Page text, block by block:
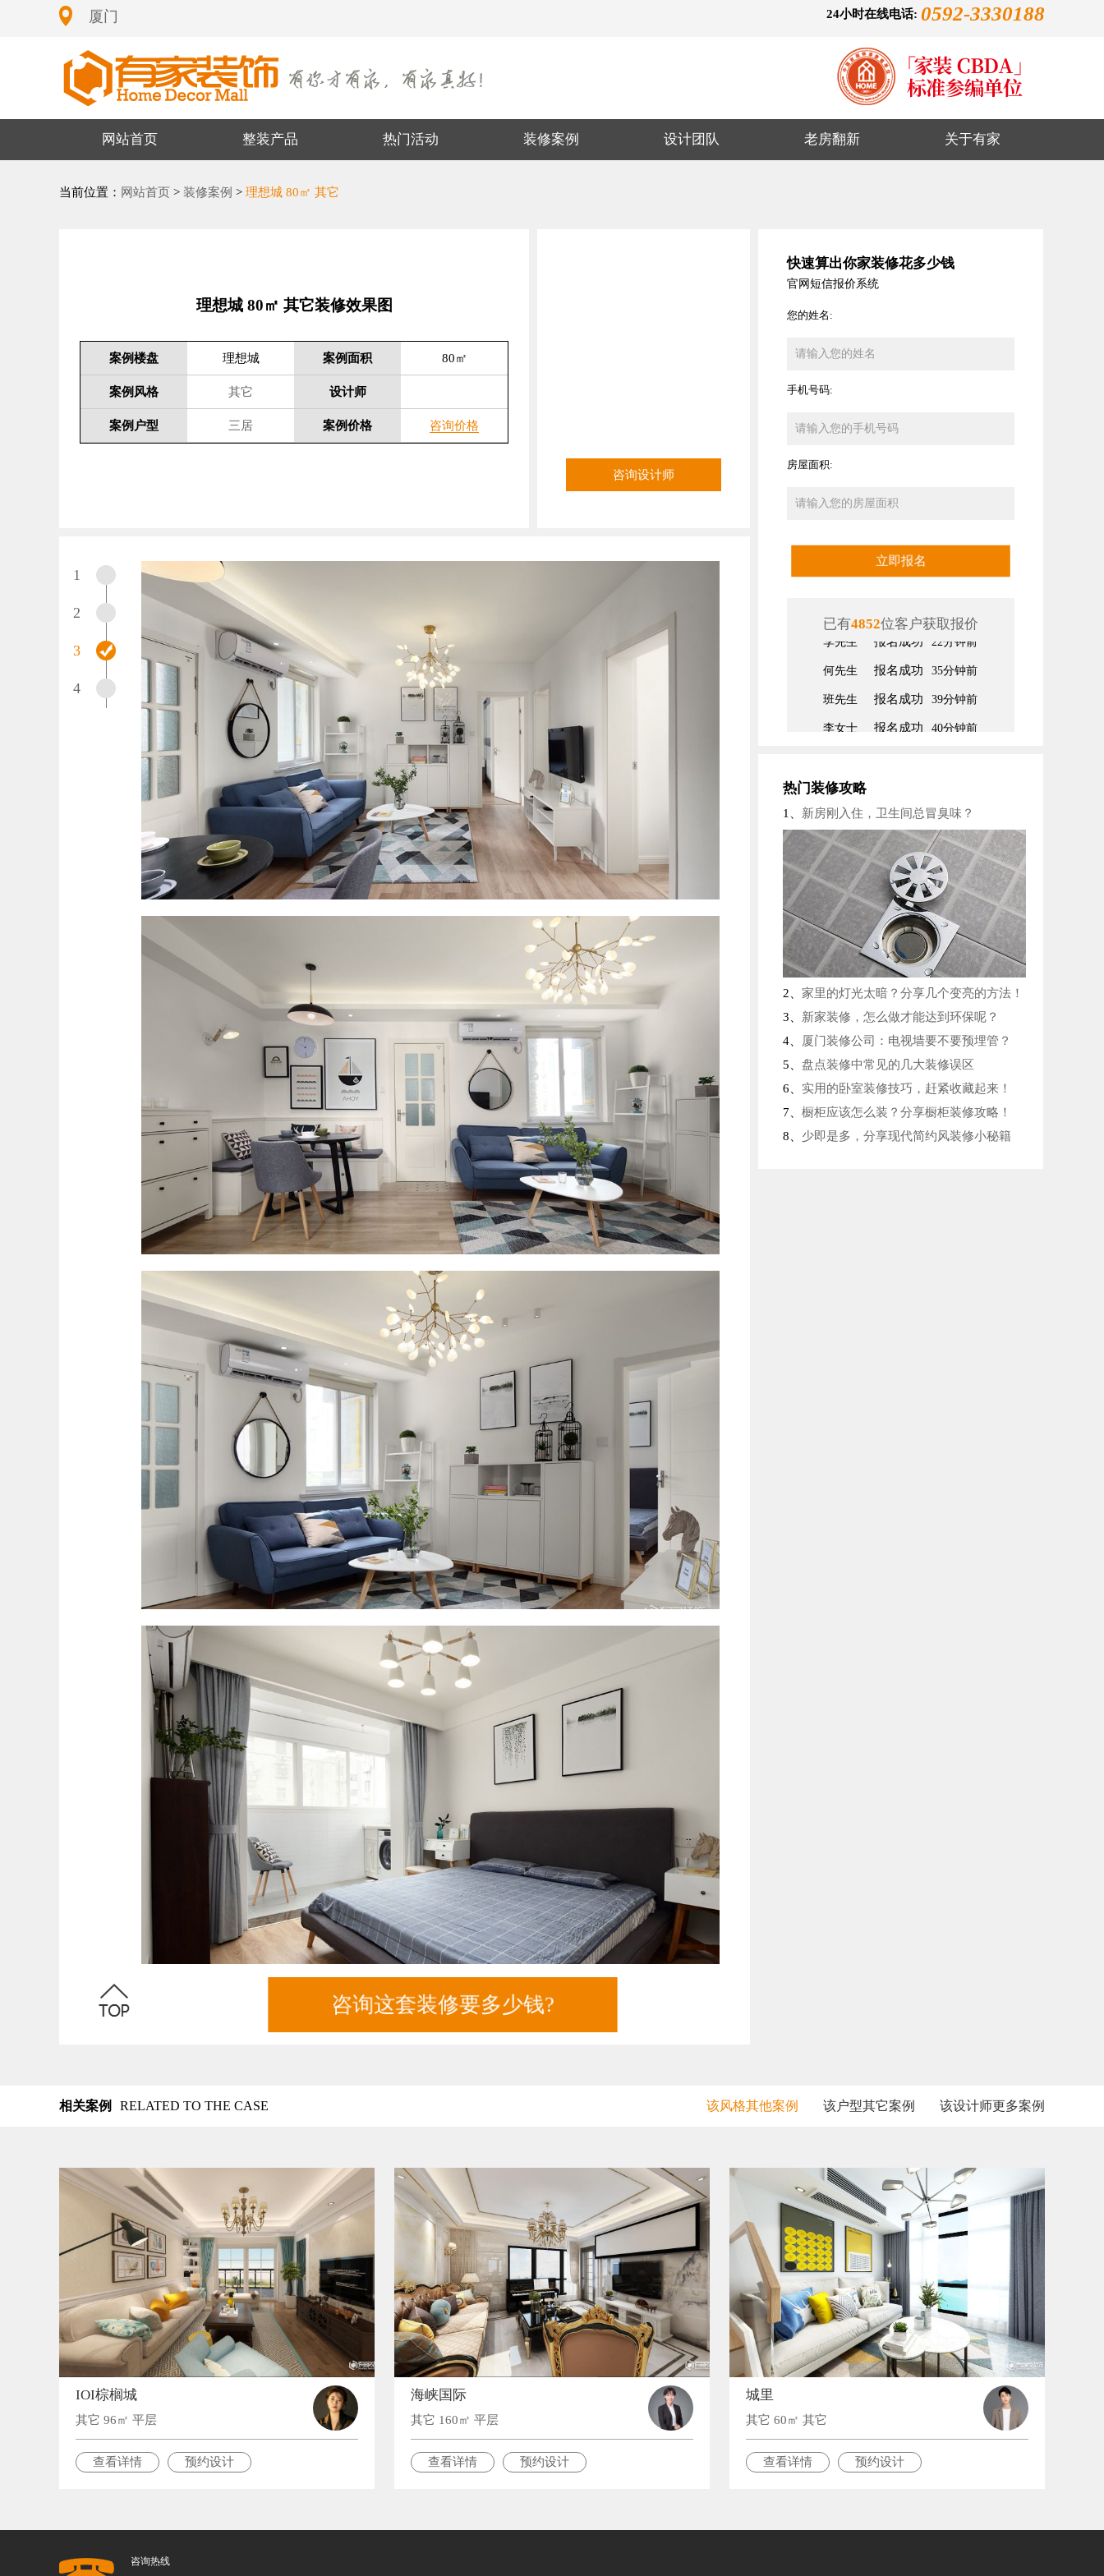
厦门 24小时在线电话: 0592-3330188
网站首页 整装产品 热门活动 装修案例 设计团队 老房翻新 关于有家
当前位置： 网站首页 > 装修案例 > 理想城 80㎡ 其它
理想城 80㎡ 其它装修效果图
案例楼盘 理想城 案例面积 80㎡
案例风格 其它 设计师
案例户型 三居 案例价格 咨询价格
咨询设计师
1
2
3
4
咨询这套装修要多少钱?
快速算出你家装修花多少钱
官网短信报价系统
您的姓名:
手机号码:
房屋面积:
立即报名
已有4852位客户获取报价
席先生 报名成功 15分钟前
张先生 报名成功 19分钟前
李先生 报名成功 22分钟前
热门装修攻略
1、 新房刚入住，卫生间总冒臭味？
2、 家里的灯光太暗？分享几个变亮的方法！
3、 新家装修，怎么做才能达到环保呢？
4、
厦门装修公司：电视墙要不要预埋管？
5、 盘点装修中常见的几大装修误区
6、 实用的卧室装修技巧，赶紧收藏起来！
7、 橱柜应该怎么装？分享橱柜装修攻略！
8、 少即是多，分享现代简约风装修小秘籍
相关案例 RELATED TO THE CASE 该风格其他案例 该户型其它案例 该设计师更多案例
IOI棕榈城
其它 96㎡ 平层
查看详情 预约设计
海峡国际
其它 160㎡ 平层
查看详情 预约设计
城里
其它 60㎡ 其它
查看详情 预约设计
咨询热线